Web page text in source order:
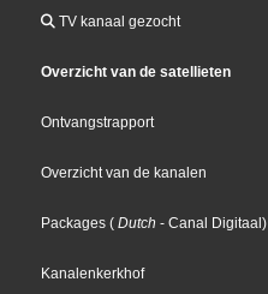
TV kanaal gezocht
Overzicht van de satellieten
Ontvangstrapport
Overzicht van de kanalen
Packages ( Dutch - Canal Digitaal)
Kanalenkerkhof